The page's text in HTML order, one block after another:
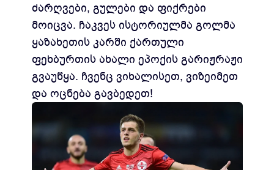
ძარღვები, გულები და ფიქრები
მოიცვა. ჩაკვეს ისტორიულმა გოლმა
ყაზახეთის კარში ქართული
ფეხბურთის ახალი ეპოქის გარიჟრაჟი
გვაუწყა. ჩვენც ვიხალისეთ, ვიზეიმეთ
და ოცნება გავბედეთ!